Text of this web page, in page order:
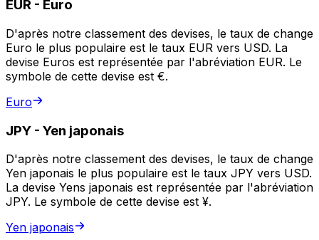
EUR - Euro
D'après notre classement des devises, le taux de change
Euro le plus populaire est le taux EUR vers USD. La
devise Euros est représentée par l'abréviation EUR. Le
symbole de cette devise est €.
Euro
JPY - Yen japonais
D'après notre classement des devises, le taux de change
Yen japonais le plus populaire est le taux JPY vers USD.
La devise Yens japonais est représentée par l'abréviation
JPY. Le symbole de cette devise est ¥.
Yen japonais